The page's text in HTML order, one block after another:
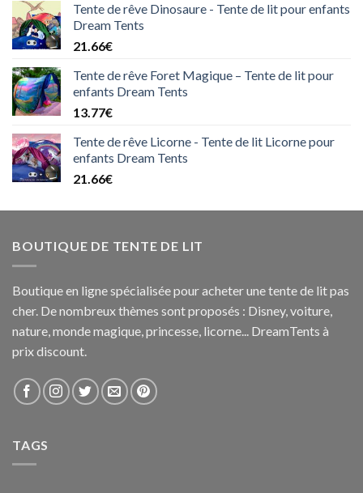
Tente de rêve Dinosaure - Tente de lit pour enfants
Dream Tents
21.66€
Tente de rêve Foret Magique – Tente de lit pour
enfants Dream Tents
13.77€
Tente de rêve Licorne - Tente de lit Licorne pour
enfants Dream Tents
21.66€
BOUTIQUE DE TENTE DE LIT
Boutique en ligne spécialisée pour acheter une tente de lit pas
cher. De nombreux thèmes sont proposés : Disney, voiture,
nature, monde magique, princesse, licorne... DreamTents à
prix discount.
TAGS